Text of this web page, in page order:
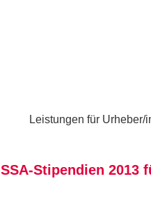
Leistungen für Urheber/
SSA-Stipendien 2013